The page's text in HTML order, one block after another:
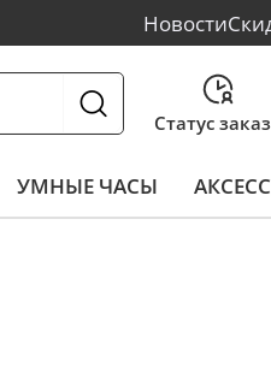
Новости
Статус
УМНЫЕ ЧАСЫ